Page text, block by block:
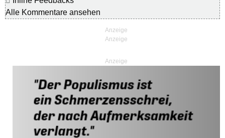
Alle Kommentare ansehen
Anzeige